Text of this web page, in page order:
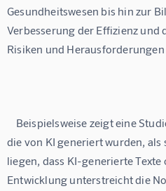
Gesundheitswesen bis hin zur
Verbesserung der Effizienz
Risiken und
die von KI generiert wurden,
liegen, dass KI-generierte
Entwicklung unterstreicht die